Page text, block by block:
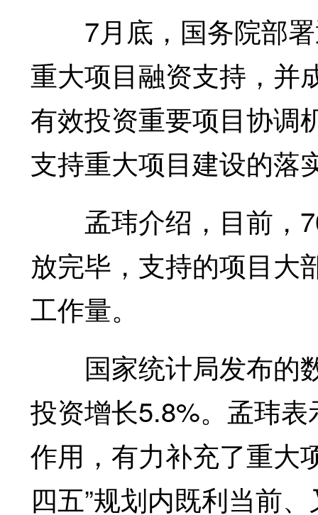
7月底，国务院部署
重大项目融资支持，并
有效投资重要项目协调
支持重大项目建设的落
孟玮介绍，目前，
放完毕，支持的项目大
工作量。
国家统计局发布的
投资增长5.8%。孟玮
作用，有力补充了重大
四五”规划内既利当前